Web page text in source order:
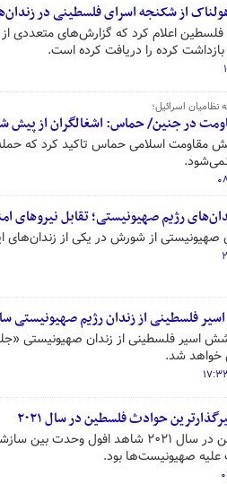
از شکنجه اسرای فلسطینی در
فلسطین اعلام کرد که گزارش‌های
بازداشت کرده را دریافت کرده است.
اسرائیل؛
در جنین/ حماس: اشغالگران از
مقاومت اسلامی حماس تاکید کرد که
رژیم صهیونیستی؛ تقابل نیروهای
صهیونیستی از شورش در یکی از زندان‌های
شش اسیر فلسطینی از زندان صهیونیستی
شد.
حوادث فلسطین در سال ۲۰۲۱
عرصه فلسطین در سال ۲۰۲۱ شاهد
صهیونیست‌ها بود.